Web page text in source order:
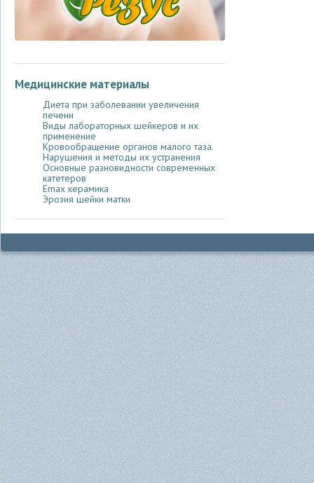
Медицинские материалы
Диета при заболевании увеличения
печени
Виды лабораторных шейкеров и их
применение
Кровообращение органов малого таза.
Нарушения и методы их устранения
Основные разновидности современных
катетеров
Emax керамика
Эрозия шейки матки